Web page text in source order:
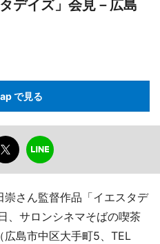
デイズ」会見－広島
で見る
さん監督作品「イエスタデ
、サロンシネマそばの喫茶
広島市中区大手町5、TEL